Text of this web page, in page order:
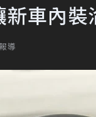
車內裝
導